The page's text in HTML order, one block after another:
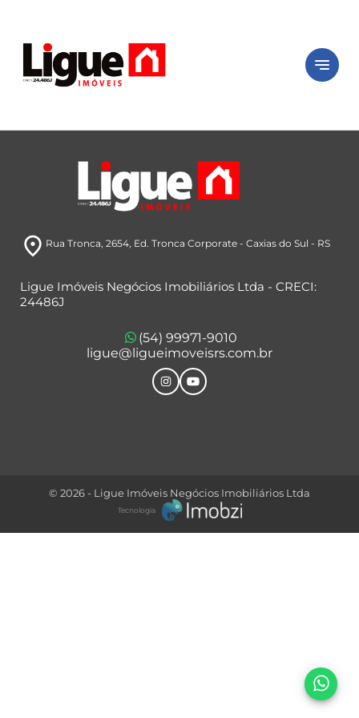
notes
room Rua Tronca, 2654, Ed. Tronca Corporate- Caxias do Sul - RS
Ligue Imóveis Negócios Imobiliários Ltda - CRECI:
24486J
(54) 99971-9010
ligue@ligueimoveisrs.com.br
© 2026 - Ligue Imóveis Negócios Imobiliários Ltda
Tecnologia